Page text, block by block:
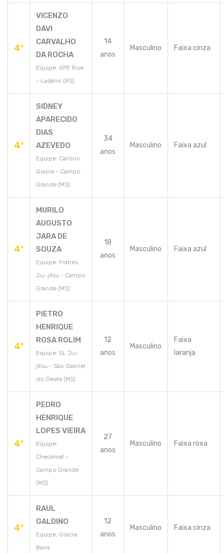
4º
VICENZO
DAVI
CARVALHO
DA ROCHA
Equipe: APE Rise
- Ladário (RS)
14
anos
Masculino Faixa cinza
4º
SIDNEY
APARECIDO
DIAS
AZEVEDO
Equipe: Carlson
Gracie - Campo
Grande (MS)
34
anos
Masculino Faixa azul
4º
MURILO
AUGUSTO
JARA DE
SOUZA
Equipe: Fratres
Jiu-jitsu - Campo
Grande (MS)
18
anos
Masculino Faixa azul
4º
PIETRO
HENRIQUE
ROSA ROLIM
Equipe: SL Jiu-
jitsu - São Gabriel
do Oeste (MS)
12
anos
Masculino
Faixa
laranja
4º
PEDRO
HENRIQUE
LOPES VIEIRA
Equipe:
Checkmat -
Campo Grande
(MS)
27
anos
Masculino Faixa roxa
4º
RAUL
GALDINO
Equipe: Gracie
Barra
12
anos
Masculino Faixa cinza